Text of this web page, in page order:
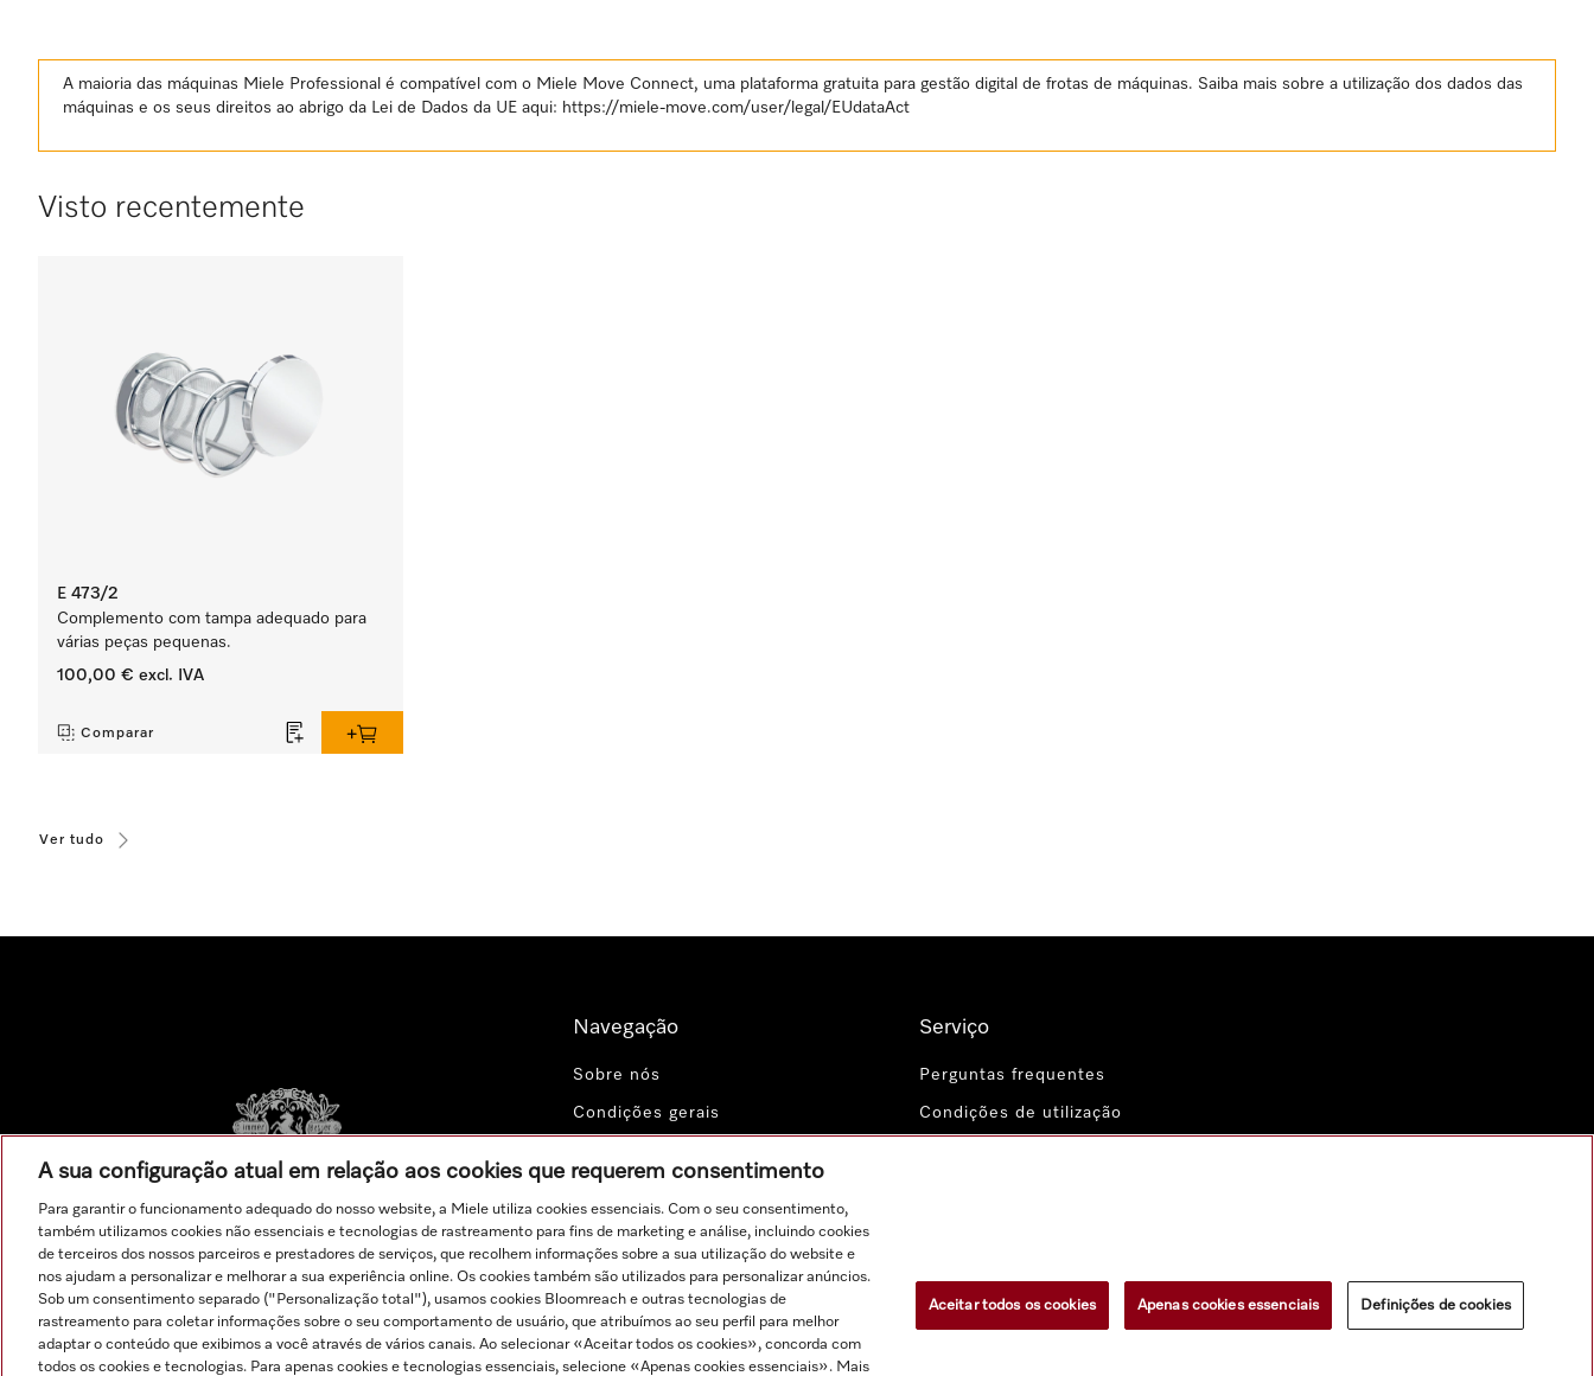
A maioria das máquinas Miele Professional é compatível com o Miele Move Connect, uma plataforma gratuita para gestão digital de frotas de máquinas. Saiba mais sobre a utilização dos dados das
máquinas e os seus direitos ao abrigo da Lei de Dados da UE aqui: https://miele-move.com/user/legal/EUdataAct
Visto recentemente
E 473/2
Complemento com tampa adequado para
várias peças pequenas.
100,00 € excl. IVA
Comparar
Ver tudo
Navegação
Sobre nós
Condições gerais
Serviço
Perguntas frequentes
Condições de utilização
A sua configuração atual em relação aos cookies que requerem consentimento
Para garantir o funcionamento adequado do nosso website, a Miele utiliza cookies essenciais. Com o seu consentimento,
também utilizamos cookies não essenciais e tecnologias de rastreamento para fins de marketing e análise, incluindo cookies
de terceiros dos nossos parceiros e prestadores de serviços, que recolhem informações sobre a sua utilização do website e
nos ajudam a personalizar e melhorar a sua experiência online. Os cookies também são utilizados para personalizar anúncios.
Sob um consentimento separado ("Personalização total"), usamos cookies Bloomreach e outras tecnologias de
rastreamento para coletar informações sobre o seu comportamento de usuário, que atribuímos ao seu perfil para melhor
adaptar o conteúdo que exibimos a você através de vários canais. Ao selecionar «Aceitar todos os cookies», concorda com
todos os cookies e tecnologias. Para apenas cookies e tecnologias essenciais, selecione «Apenas cookies essenciais». Mais
Aceitar todos os cookies Apenas cookies essenciais Definições de cookies